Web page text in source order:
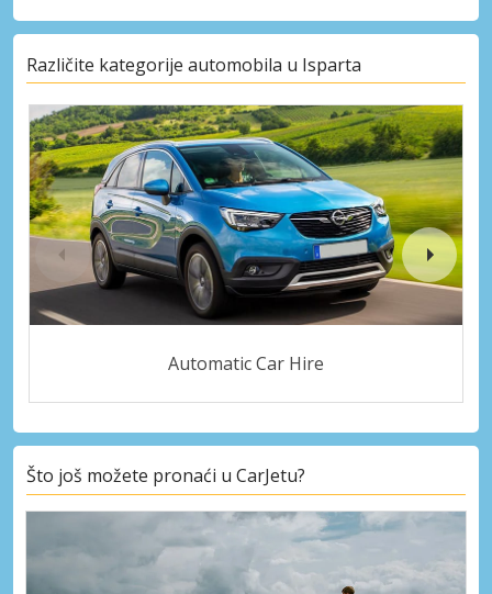
Različite kategorije automobila u Isparta
Automatic Car Hire
Što još možete pronaći u CarJetu?